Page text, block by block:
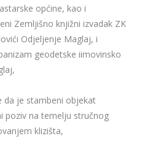
općine, kao i
Zemljišno knjižni izvadak ZK
Odjeljenje Maglaj, i
geodetske iimovinsko
da je stambeni objekat
poziv na temelju stručnog
klizišta,